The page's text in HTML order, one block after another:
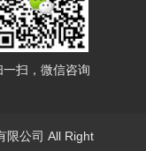
一扫，微信咨询
限公司 All Right